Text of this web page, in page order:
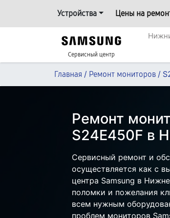
Устройства Цены на
Сервисный центр
Главная / Ремонт мониторов /
Ремонт
S24E450F в
Сервисный ремонт и
осуществляется как с
центра Samsung в
поломки и пожелания
всем нужным
проблем мониторов